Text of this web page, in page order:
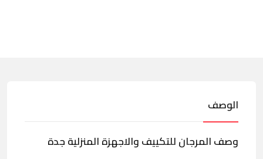
الوصف
وصف المرجان للتكييف والاجهزة المنزلية جدة